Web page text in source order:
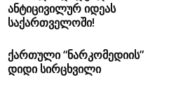
ანტიცივილურ იდეას
საქართველოში!
ქართული “ნარკომედიის”
დიდი სირცხვილი